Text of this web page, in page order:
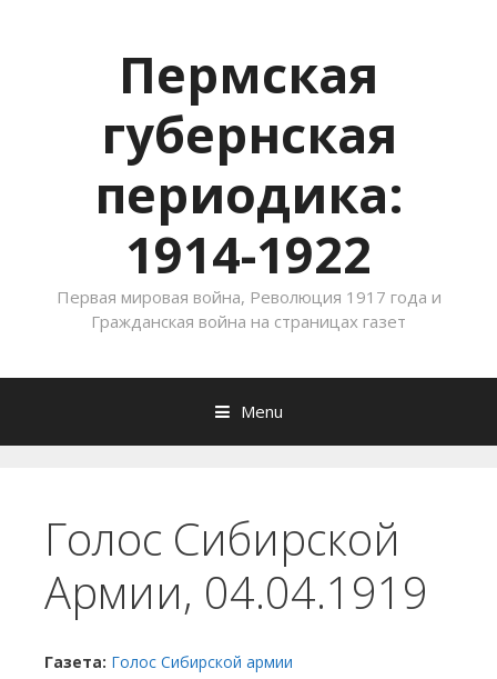
Пермская
губернская
периодика:
1914-1922
Первая мировая война, Революция 1917 года и
Гражданская война на страницах газет
Menu
Голос Сибирской
Армии, 04.04.1919
Газета: Голос Сибирской армии